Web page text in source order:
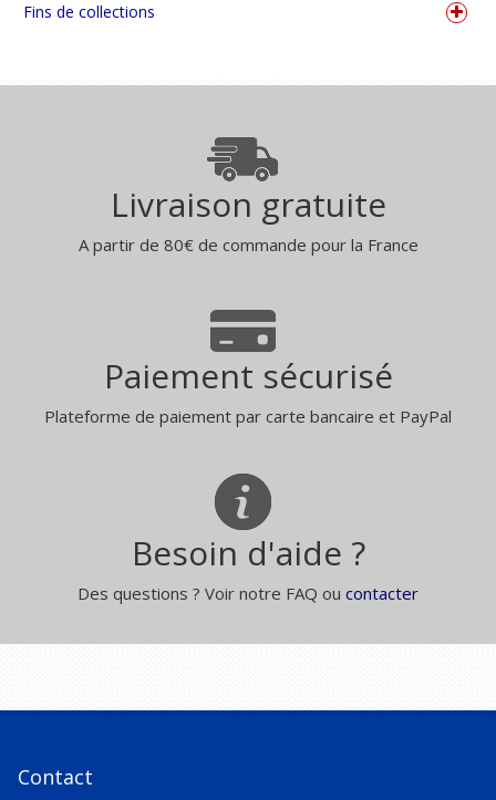
Fins de collections
Livraison gratuite
A partir de 80€ de commande pour la France
Paiement sécurisé
Plateforme de paiement par carte bancaire et PayPal
Besoin d'aide ?
Des questions ? Voir notre FAQ ou contacter
Contact